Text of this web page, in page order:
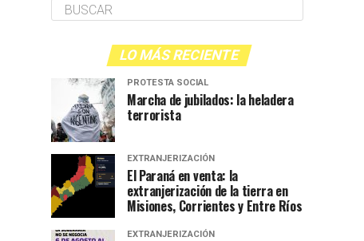
LO MÁS RECIENTE
PROTESTA SOCIAL
Marcha de jubilados: la heladera
terrorista
EXTRANJERIZACIÓN
El Paraná en venta: la
extranjerización de la tierra en
Misiones, Corrientes y Entre Ríos
EXTRANJERIZACIÓN